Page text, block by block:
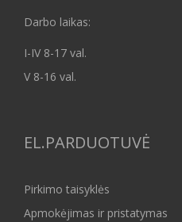
Darbo laikas:
I-IV 8-17 val.
V 8-16 val.
EL.PARDUOTUVĖ
Pirkimo taisyklės
Apmokėjimas ir pristatymas